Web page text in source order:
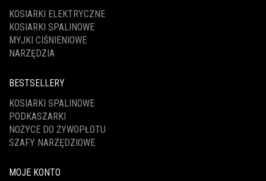
KOSIARKI ELEKTRYCZNE
KOSIARKI SPALINOWE
MYJKI CIŚNIENIOWE
NARZĘDZIA
BESTSELLERY
KOSIARKI SPALINOWE
PODKASZARKI
NOŻYCE DO ŻYWOPŁOTU
SZAFY NARZĘDZIOWE
MOJE KONTO